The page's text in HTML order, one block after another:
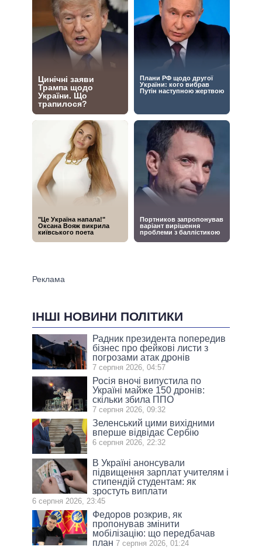
ІНШІ НОВИНИ ПОЛІТИКИ
Радник президента попередив
бізнес про фейкові листи з
погрозами атак дронів
7 серпня 2026, 04:57
Росія вночі випустила по
Україні майже 150 дронів:
скільки збила ППО
7 серпня 2026, 09:32
Зеленський цими вихідними
вперше відвідає Сербію
6 серпня 2026, 22:32
В Україні анонсували
підвищення зарплат учителям і
стипендій студентам: як
зростуть виплати
6 серпня 2026, 23:45
Федоров розкрив, як
пропонував змінити
мобілізацію: що передбачав
план 7 серпня 2026, 01:24